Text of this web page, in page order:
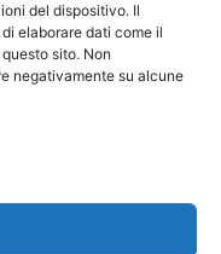
del dispositivo. Il
elaborare dati come il
sito. Non
negativamente su alcune
Essere per
alla Quinta